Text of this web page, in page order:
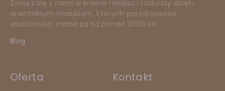
Zanurz się z nami w krainie relaksu i rozkoszy dzięki
orientalnym masażom, których prozdrowotne
właściwości znane są od ponad 2000 lat.
Blog
Oferta Kontakt